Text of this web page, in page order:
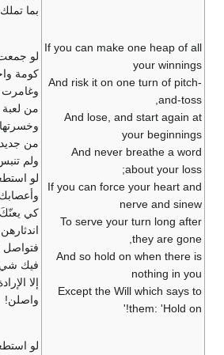
If you can make one heap of all
your winnings
And risk it on one turn of pitch-
and-toss,
And lose, and start again at
your beginnings
And never breathe a word
about your loss;
If you can force your heart and
nerve and sinew
To serve your turn long after
they are gone,
And so hold on when there is
nothing in you
Except the Will which says to
them: 'Hold on!'
بما
لو
كومة
وغامرت
من لعبة
من جديد
ولم
لو
كي يعنّكَ
اندثارهن
فتواصل
فيك
إلا
واصلن!
لو